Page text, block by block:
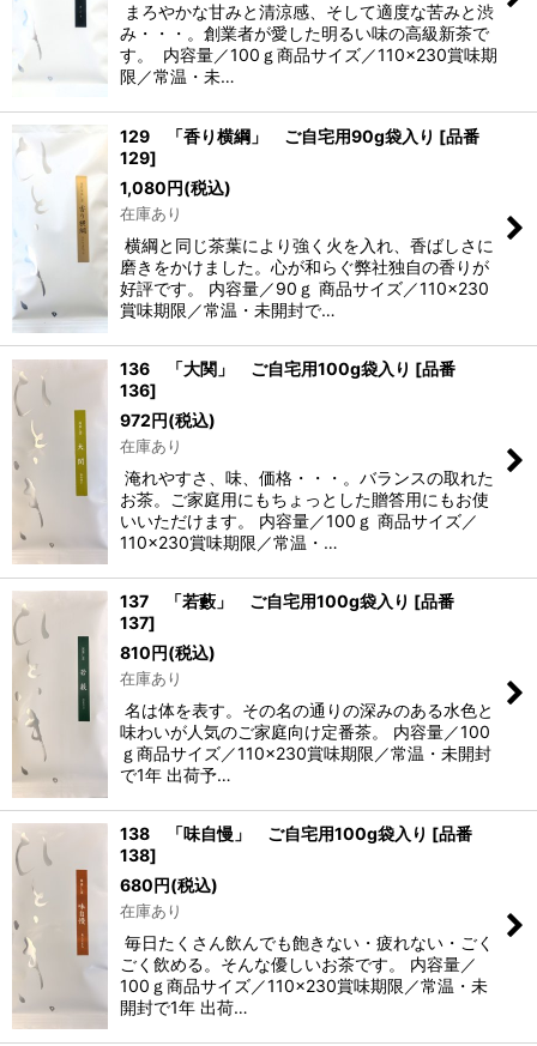
まろやかな甘みと清涼感、そして適度な苦みと渋
み・・・。創業者が愛した明るい味の高級新茶で
す。 内容量／100ｇ商品サイズ／110×230賞味期
限／常温・未…
129 「香り横綱」 ご自宅用90g袋入り [品番
129]
1,080円(税込)
在庫あり
横綱と同じ茶葉により強く火を入れ、香ばしさに
磨きをかけました。心が和らぐ弊社独自の香りが
好評です。 内容量／90ｇ 商品サイズ／110×230
賞味期限／常温・未開封で…
136 「大関」 ご自宅用100g袋入り [品番
136]
972円(税込)
在庫あり
淹れやすさ、味、価格・・・。バランスの取れた
お茶。ご家庭用にもちょっとした贈答用にもお使
いいただけます。 内容量／100ｇ 商品サイズ／
110×230賞味期限／常温・…
137 「若藪」 ご自宅用100g袋入り [品番
137]
810円(税込)
在庫あり
名は体を表す。その名の通りの深みのある水色と
味わいが人気のご家庭向け定番茶。 内容量／100
ｇ商品サイズ／110×230賞味期限／常温・未開封
で1年 出荷予…
138 「味自慢」 ご自宅用100g袋入り [品番
138]
680円(税込)
在庫あり
毎日たくさん飲んでも飽きない・疲れない・ごく
ごく飲める。そんな優しいお茶です。 内容量／
100ｇ商品サイズ／110×230賞味期限／常温・未
開封で1年 出荷…